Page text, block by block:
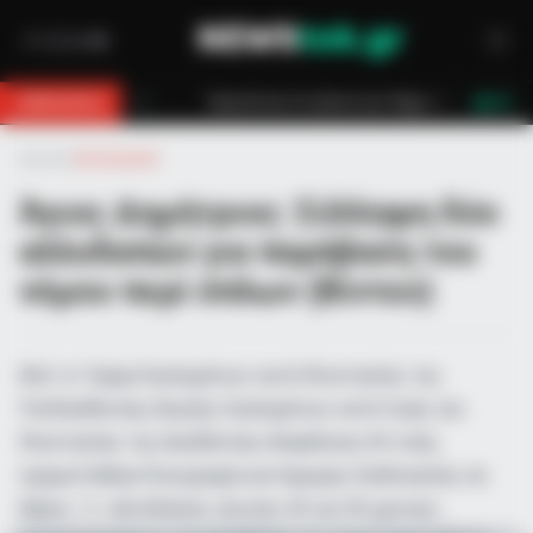
Άγιος Δημήτριος: Σύλληψη δύο
αλλοδαπών για παράβαση του
νόμου περί όπλων (Βίντεο)